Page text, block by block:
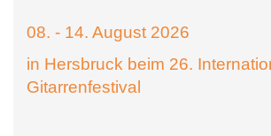
08. - 14. August 2026
in Hersbruck beim 26.
Gitarrenfestival